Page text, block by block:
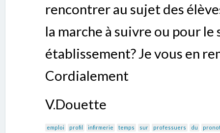
rencontrer au sujet des
la marche à suivre ou pour
établissement? Je vous en
Cordialement
V.Douette
emploi profil infirmerie temps sur professuers du